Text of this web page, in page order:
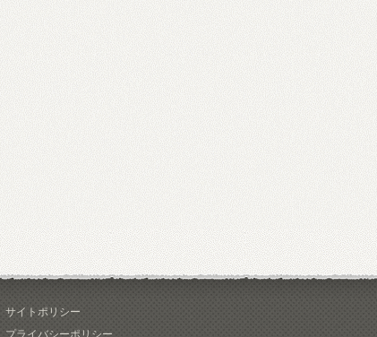
サイトポリシー
プライバシーポリシー